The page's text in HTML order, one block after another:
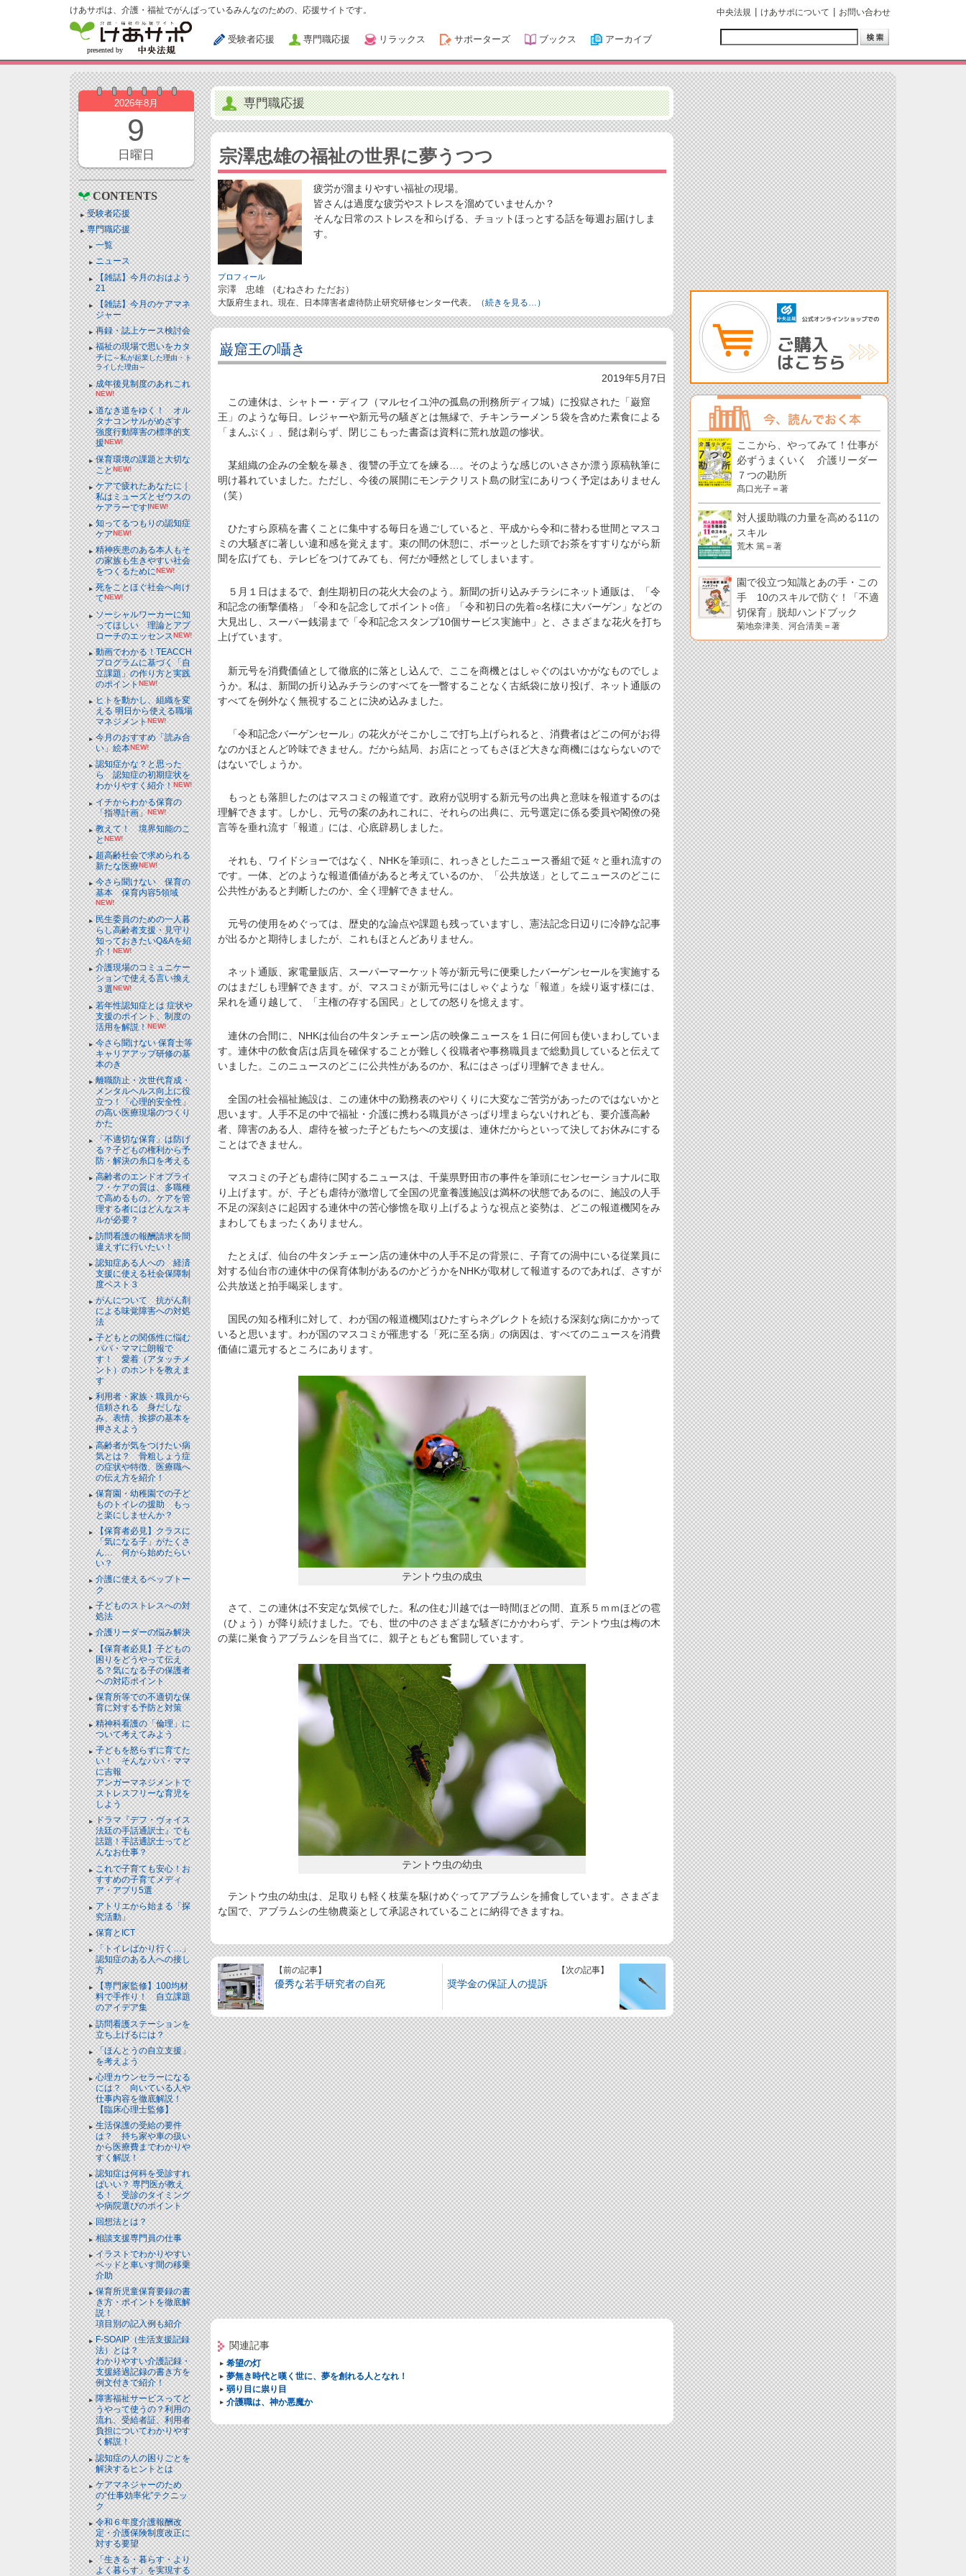
けあサポは、介護・福祉でがんばっているみんなのための、応援サイトです。
受験者応援 専門職応援 リラックス サポーターズ ブックス アーカイブ
中央法規 けあサポについて お問い合わせ
2026年8月
9
日曜日
CONTENTS
受験者応援
専門職応援
一覧
ニュース
【雑誌】今月のおはよう
21
【雑誌】今月のケアマネ
ジャー
再録・誌上ケース検討会
福祉の現場で思いをカタ
チに～私が起業した理由・ト
ライした理由～
成年後見制度のあれこれ
NEW!
道なき道をゆく！ オル
タナコンサルがめざす
強度行動障害の標準的支
援NEW!
保育環境の課題と大切な
ことNEW!
ケアで疲れたあなたに｜
私はミューズとゼウスの
ケアラーです!NEW!
知ってるつもりの認知症
ケアNEW!
精神疾患のある本人もそ
の家族も生きやすい社会
をつくるためにNEW!
死をことほぐ社会へ向け
てNEW!
ソーシャルワーカーに知
ってほしい 理論とアプ
ローチのエッセンスNEW!
動画でわかる！TEACCH
プログラムに基づく「自
立課題」の作り方と実践
のポイントNEW!
ヒトを動かし、組織を変
える 明日から使える職場
マネジメントNEW!
今月のおすすめ「読み合
い」絵本NEW!
認知症かな？と思った
ら 認知症の初期症状を
わかりやすく紹介！NEW!
イチからわかる保育の
「指導計画」NEW!
教えて！ 境界知能のこ
とNEW!
超高齢社会で求められる
新たな医療NEW!
今さら聞けない 保育の
基本 保育内容5領域
NEW!
民生委員のための一人暮
らし高齢者支援・見守り
知っておきたいQ&Aを紹
介！NEW!
介護現場のコミュニケー
ションで使える言い換え
３選NEW!
若年性認知症とは 症状や
支援のポイント、制度の
活用を解説！NEW!
今さら聞けない 保育士等
キャリアアップ研修の基
本のき
離職防止・次世代育成・
メンタルヘルス向上に役
立つ！「心理的安全性」
の高い医療現場のつくり
かた
「不適切な保育」は防げ
る？子どもの権利から予
防・解決の糸口を考える
高齢者のエンドオブライ
フ・ケアの質は、多職種
で高めるもの。ケアを管
理する者にはどんなスキ
ルが必要？
訪問看護の報酬請求を間
違えずに行いたい！
認知症ある人への 経済
支援に使える社会保障制
度ベスト３
がんについて 抗がん剤
による味覚障害への対処
法
子どもとの関係性に悩む
パパ・ママに朗報で
す！ 愛着（アタッチメ
ント）のホントを教えま
す
利用者・家族・職員から
信頼される 身だしな
み、表情、挨拶の基本を
押さえよう
高齢者が気をつけたい病
気とは？ 骨粗しょう症
の症状や特徴、医療職へ
の伝え方を紹介！
保育園・幼稚園での子ど
ものトイレの援助 もっ
と楽にしませんか？
【保育者必見】クラスに
「気になる子」がたくさ
ん… 何から始めたらい
い？
介護に使えるペップトー
ク
子どものストレスへの対
処法
介護リーダーの悩み解決
【保育者必見】子どもの
困りをどうやって伝え
る？気になる子の保護者
への対応ポイント
保育所等での不適切な保
育に対する予防と対策
精神科看護の「倫理」に
ついて考えてみよう
子どもを怒らずに育てた
い！ そんなパパ・ママ
に吉報
アンガーマネジメントで
ストレスフリーな育児を
しよう
ドラマ『デフ・ヴォイス
法廷の手話通訳士』でも
話題！手話通訳士ってど
んなお仕事？
これで子育ても安心！お
すすめの子育てメディ
ア・アプリ5選
アトリエから始まる「探
究活動」
保育とICT
「トイレばかり行く…」
認知症のある人への接し
方
【専門家監修】100均材
料で手作り！ 自立課題
のアイデア集
訪問看護ステーションを
立ち上げるには？
「ほんとうの自立支援」
を考えよう
心理カウンセラーになる
には？ 向いている人や
仕事内容を徹底解説！
【臨床心理士監修】
生活保護の受給の要件
は？ 持ち家や車の扱い
から医療費までわかりや
すく解説！
認知症は何科を受診すれ
ばいい？ 専門医が教え
る！ 受診のタイミング
や病院選びのポイント
回想法とは？
相談支援専門員の仕事
イラストでわかりやすい
ベッドと⾞いす間の移乗
介助
保育所児童保育要録の書
き方・ポイントを徹底解
説！
項目別の記入例も紹介
F-SOAIP（生活支援記録
法）とは？
わかりやすい介護記録・
支援経過記録の書き方を
例文付きで紹介！
障害福祉サービスってど
うやって使うの？利用の
流れ、受給者証、利用者
負担についてわかりやす
く解説！
認知症の人の困りごとを
解決するヒントとは
ケアマネジャーのため
の“仕事効率化”テクニッ
ク
令和６年度介護報酬改
定・介護保険制度改正に
対する要望
「生きる・暮らす・より
よく暮らす」を実現する
専門職応援
宗澤忠雄の福祉の世界に夢うつつ
疲労が溜まりやすい福祉の現場。
皆さんは過度な疲労やストレスを溜めていませんか？
そんな日常のストレスを和らげる、チョットほっとする話を毎週お届けしま
す。
プロフィール
宗澤 忠雄 （むねさわ ただお）
大阪府生まれ。現在、日本障害者虐待防止研究研修センター代表。 （続きを見る…）
巌窟王の囁き
2019年5月7日
この連休は、シャトー・ディフ（マルセイユ沖の孤島の刑務所ディフ城）に投獄された「巌窟
王」のような毎日。レジャーや新元号の騒ぎとは無縁で、チキンラーメン５袋を含めた素食による
「まんぷく」、髭は剃らず、閉じこもった書斎は資料に荒れ放題の惨状。
某組織の企みの全貌を暴き、復讐の手立てを練る…。そのような感じのいささか漂う原稿執筆に
明け暮れていました。ただし、今後の展開にモンテクリスト島の財宝にありつく予定はありません
（笑）
ひたすら原稿を書くことに集中する毎日を過ごしていると、平成から令和に替わる世間とマスコ
ミの大騒ぎに著しい違和感を覚えます。束の間の休憩に、ボーッとした頭でお茶をすすりながら新
聞を広げても、テレビをつけてみても、何だか唖然としてしまいます。
５月１日はまるで、創生期初日の花火大会のよう。新聞の折り込みチラシにネット通販は、「令
和記念の衝撃価格」「令和を記念してポイント○倍」「令和初日の先着○名様に大バーゲン」などの
大見出し、スーパー銭湯まで「令和記念スタンプ10個サービス実施中」と、さまざまな花火を打ち
上げています。
新元号を消費価値として徹底的に落とし込んで、ここを商機とはしゃぐのはいかがなものでしょ
うか。私は、新聞の折り込みチラシのすべてを一瞥することなく古紙袋に放り投げ、ネット通販の
すべてを例外なく無視することに決め込みました。
「令和記念バーゲンセール」の花火がそこかしこで打ち上げられると、消費者はどこの何がお得
なのかほとんど吟味できません。だから結局、お店にとってもさほど大きな商機にはならないので
はないでしょうか。
もっとも落胆したのはマスコミの報道です。政府が説明する新元号の出典と意味を報道するのは
理解できます。しかし、元号の案のあれこれに、それらの出典に、元号選定に係る委員や閣僚の発
言等を垂れ流す「報道」には、心底辟易しました。
それも、ワイドショーではなく、NHKを筆頭に、れっきとしたニュース番組で延々と垂れ流すの
です。一体、どのような報道価値があると考えているのか、「公共放送」としてニュースのどこに
公共性があると判断したのか、全く理解できません。
元号の使用をめぐっては、歴史的な論点や課題も残っていますし、憲法記念日辺りに冷静な記事
が出るかと期待しましたが、これもほとんどありません。
ネット通販、家電量販店、スーパーマーケット等が新元号に便乗したバーゲンセールを実施する
のはまだしも理解できます。が、マスコミが新元号にはしゃぐような「報道」を繰り返す様には、
呆れを通り越して、「主権の存する国民」としての怒りを憶えます。
連休の合間に、NHKは仙台の牛タンチェーン店の映像ニュースを１日に何回も使いまわしていま
す。連休中の飲食店は店員を確保することが難しく役職者や事務職員まで総動員していると伝えて
いました。このニュースのどこに公共性があるのか、私にはさっぱり理解できません。
全国の社会福祉施設は、この連休中の勤務表のやりくりに大変なご苦労があったのではないかと
思います。人手不足の中で福祉・介護に携わる職員がさっぱり埋まらないけれども、要介護高齢
者、障害のある人、虐待を被った子どもたちへの支援は、連休だからといって決してお休みにする
ことはできません。
マスコミの子ども虐待に関するニュースは、千葉県野田市の事件を筆頭にセンセーショナルに取
り上げます。が、子ども虐待が激増して全国の児童養護施設は満杯の状態であるのに、施設の人手
不足の深刻さに起因する連休中の苦心惨憺を取り上げるような視点と姿勢は、どこの報道機関をみ
まわしてもまったくありません。
たとえば、仙台の牛タンチェーン店の連休中の人手不足の背景に、子育ての渦中にいる従業員に
対する仙台市の連休中の保育体制があるのかどうかをNHKが取材して報道するのであれば、さすが
公共放送と拍手喝采します。
国民の知る権利に対して、わが国の報道機関はひたすらネグレクトを続ける深刻な病にかかって
いると思います。わが国のマスコミが罹患する「死に至る病」の病因は、すべてのニュースを消費
価値に還元するところにあります。
テントウ虫の成虫
さて、この連休は不安定な気候でした。私の住む川越では一時間ほどの間、直系５ｍｍほどの雹
（ひょう）が降り続けました。でも、世の中のさまざまな騒ぎにかかわらず、テントウ虫は梅の木
の葉に巣食うアブラムシを目当てに、親子ともども奮闘しています。
テントウ虫の幼虫
テントウ虫の幼虫は、足取りも軽く枝葉を駆けめぐってアブラムシを捕食しています。さまざま
な国で、アブラムシの生物農薬として承認されていることに納得できますね。
【前の記事】
優秀な若手研究者の自死
【次の記事】
奨学金の保証人の提訴
関連記事
希望の灯
夢無き時代と嘆く世に、夢を創れる人となれ！
弱り目に祟り目
介護職は、神か悪魔か
ここから、やってみて！仕事が
必ずうまくいく 介護リーダー
７つの勘所
髙口光子＝著
対人援助職の力量を高める11の
スキル
荒木 篤＝著
園で役立つ知識とあの手・この
手 10のスキルで防ぐ！「不適
切保育」脱却ハンドブック
菊地奈津美、河合清美＝著